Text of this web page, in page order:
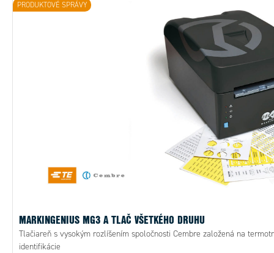
MARKINGENIUS MG3 A TLAČ VŠETKÉHO DRUHU
Tlačiareň s vysokým rozlíšením spoločnosti Cembre založená na
identifikácie
PRODUKTOVÉ SPRÁVY